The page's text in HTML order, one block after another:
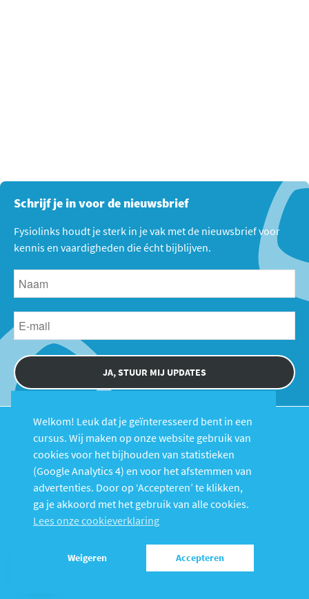
Schrijf je in voor de nieuwsbrief
Fysiolinks houdt je sterk in je vak met de nieuwsbrief voor
kennis en vaardigheden die écht bijblijven.
JA, STUUR MIJ UPDATES
Cursussen
Over Fysiolinks
FAQ
Contact
Welkom! Leuk dat je geïnteresseerd bent in een
cursus. Wij maken op onze website gebruik van
cookies voor het bijhouden van statistieken
(Google Analytics 4) en voor het afstemmen van
advertenties. Door op ‘Accepteren’ te klikken,
ga je akkoord met het gebruik van alle cookies.
Lees onze cookieverklaring
Weigeren Accepteren